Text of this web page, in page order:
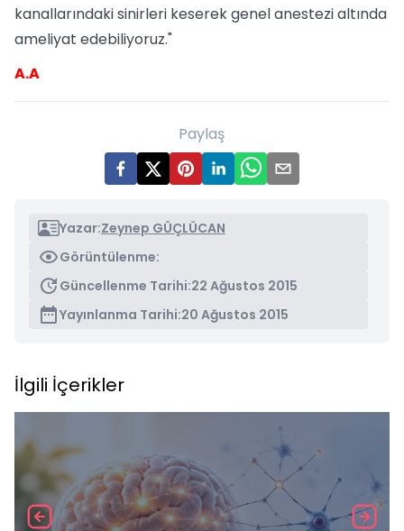
kanallarındaki sinirleri keserek genel anestezi altında
ameliyat edebiliyoruz."
A.A
Paylaş
Yazar:Zeynep GÜÇLÜCAN
Görüntülenme:
Güncellenme Tarihi:22 Ağustos 2015
Yayınlanma Tarihi:20 Ağustos 2015
İlgili İçerikler